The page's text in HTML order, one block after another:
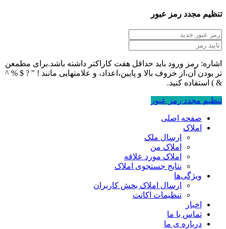
تنظیم مجدد رمز عبور
اشاره: رمز ورود باید حداقل هفت کاراکتر داشته باشد.برای مطمعن
تر بودن آن،از حروف بالا و پایین،اعداد، و علامتهایی مانند ! " ? $ % ^
& ) استفاده کنید.
تنظیم مجدد رمز عبور
صفحه اصلی
املاک
ارسال ملک
املاک من
املاک مورد علاقه
نتایج جستجوی املاک
ویژگی‌ها
ارسال املاک بخش کاربران
تنظیمات اکانت
اخبار
تماس با ما
درباره ی ما